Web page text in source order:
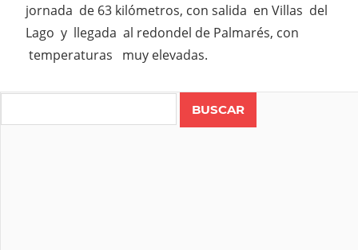
jornada de 63 kilómetros, con salida en Villas del
Lago y llegada al redondel de Palmarés, con
temperaturas muy elevadas.